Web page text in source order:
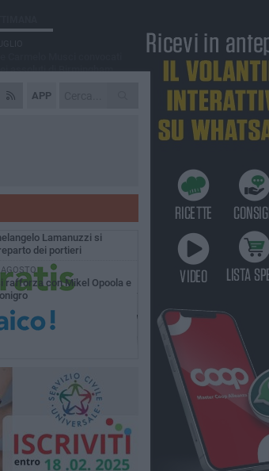
APP
assoluti di Birmingham
una solida certezza
arriva Francesco Lorusso
Lamanuzzi si
dei portieri
rafforza con Mikel Opoola e